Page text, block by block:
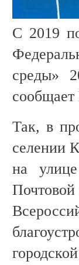
С 2019
среды»
Так, в
селении
на
Почтовой